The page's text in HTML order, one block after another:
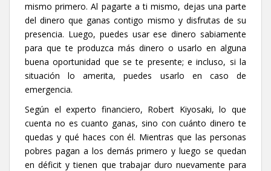
mismo primero. Al pagarte a ti mismo, dejas una parte
del dinero que ganas contigo mismo y disfrutas de su
presencia. Luego, puedes usar ese dinero sabiamente
para que te produzca más dinero o usarlo en alguna
buena oportunidad que se te presente; e incluso, si la
situación lo amerita, puedes usarlo en caso de
emergencia.
Según el experto financiero, Robert Kiyosaki, lo que
cuenta no es cuanto ganas, sino con cuánto dinero te
quedas y qué haces con él. Mientras que las personas
pobres pagan a los demás primero y luego se quedan
en déficit y tienen que trabajar duro nuevamente para